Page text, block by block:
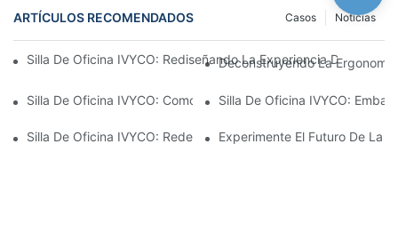
ARTÍCULOS RECOMENDADOS Noticias
Casos
Silla De Oficina IVYCO: Rediseñando La Experiencia De
Deconstruyendo La
Silla De Oficina IVYCO: Comodidad Superior Gracias A Un
Silla De Oficina IVYCO:
Silla De Oficina IVYCO: Redefiniendo La Comodidad En El
Experimente El Futuro De La